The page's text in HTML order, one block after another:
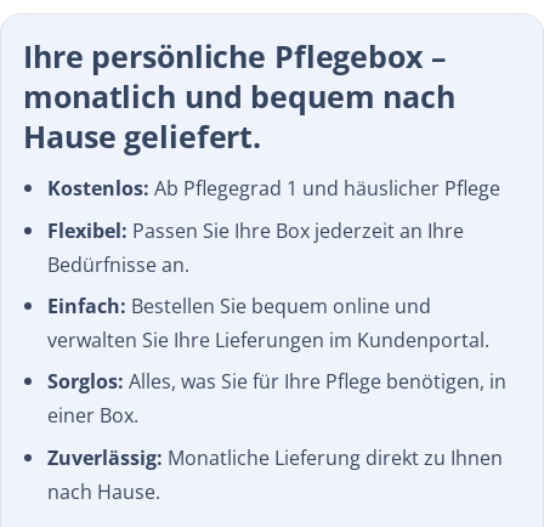
Ihre persönliche Pflegebox –
monatlich und bequem nach
Hause geliefert.
Kostenlos: Ab Pflegegrad 1 und häuslicher Pflege
Flexibel: Passen Sie Ihre Box jederzeit an Ihre
Bedürfnisse an.
Einfach: Bestellen Sie bequem online und
verwalten Sie Ihre Lieferungen im Kundenportal.
Sorglos: Alles, was Sie für Ihre Pflege benötigen, in
einer Box.
Zuverlässig: Monatliche Lieferung direkt zu Ihnen
nach Hause.